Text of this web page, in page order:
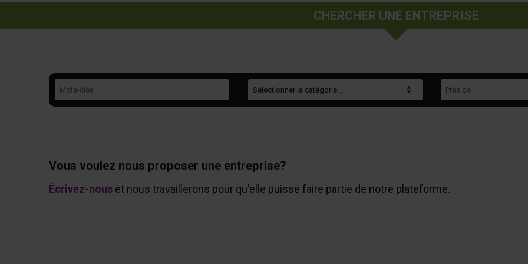
CHERCHER UNE ENTREPRISE
Vous voulez nous proposer une entreprise?
Écrivez-nouset nous travaillerons pour qu'elle puisse faire partie de notre plateforme.